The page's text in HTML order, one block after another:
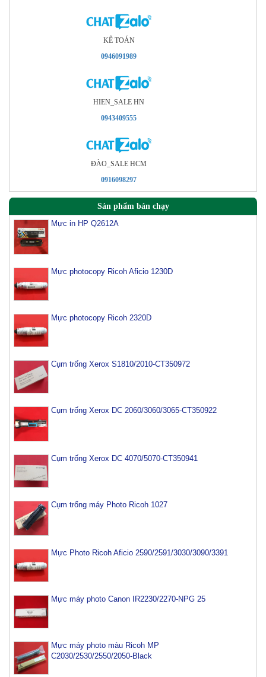
KÊ TOÁN
0946091989
HIEN_SALE HN
0943409555
ÐÀO_SALE HCM
0916098297
Sản phẩm bán chạy
Mực in HP Q2612A
Mực photocopy Ricoh Aficio 1230D
Mực photocopy Ricoh 2320D
Cụm trống Xerox S1810/2010-CT350972
Cụm trống Xerox DC 2060/3060/3065-CT350922
Cụm trống Xerox DC 4070/5070-CT350941
Cụm trống máy Photo Ricoh 1027
Mực Photo Ricoh Aficio 2590/2591/3030/3090/3391
Mực máy photo Canon IR2230/2270-NPG 25
Mực máy photo màu Ricoh MP
C2030/2530/2550/2050-Black